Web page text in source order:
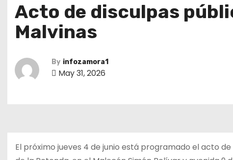
Acto de disculpas
Malvinas
By infozamora1
May 31, 2026
El próximo jueves 4 de junio está programado el acto